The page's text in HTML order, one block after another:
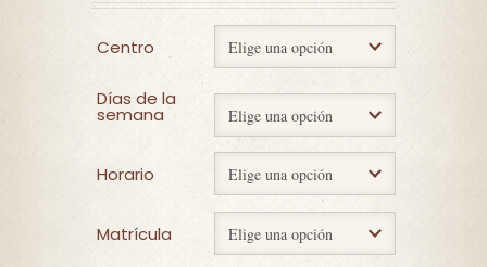
Centro
Días de la
semana
Horario
Matrícula